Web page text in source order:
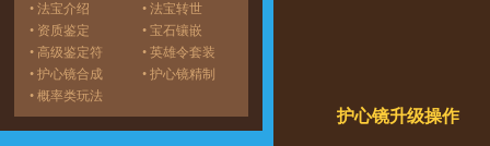
• 法宝介绍
• 法宝转世
• 资质鉴定
• 宝石镶嵌
• 高级鉴定符
• 英雄令套装
• 护心镜合成
• 护心镜精制
• 概率类玩法
护心镜升级操作